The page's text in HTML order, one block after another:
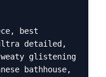
best
detailed,
glistening
bathhouse,